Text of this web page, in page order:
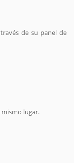
de su panel de
lugar.